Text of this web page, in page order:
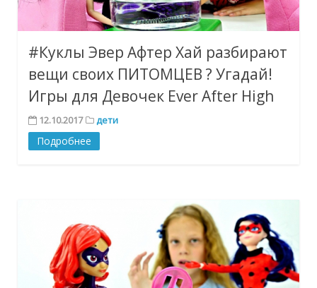
#Куклы Эвер Афтер Хай разбирают
вещи своих ПИТОМЦЕВ ? Угадай!
Игры для Девочек Ever After High
12.10.2017 дети
Подробнее